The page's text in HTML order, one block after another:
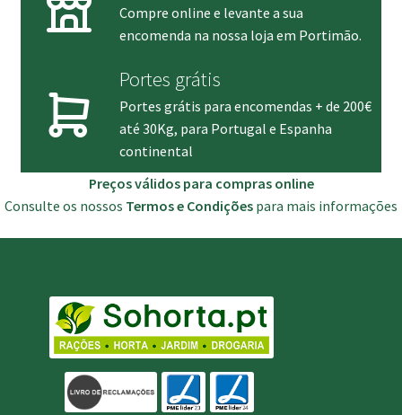
Compre online e levante a sua
encomenda na nossa loja em Portimão.
Portes grátis
Portes grátis para encomendas + de 200€
até 30Kg, para Portugal e Espanha
continental
Preços válidos para compras online
Consulte os nossos Termos e Condições para mais informações